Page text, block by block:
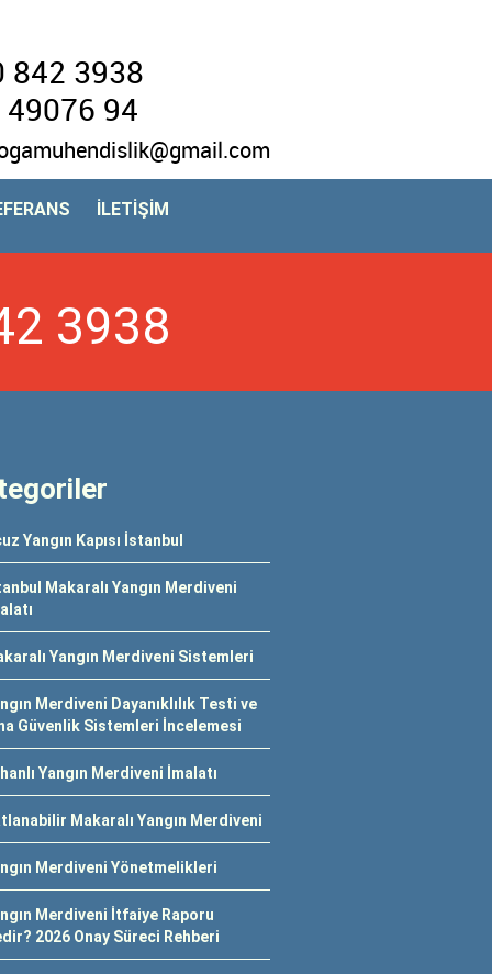
842 3938
49076 94
İLETİŞİM
3938
Yangın Kapısı İstanbul
Makaralı Yangın Merdiveni
Yangın Merdiveni Sistemleri
Merdiveni Dayanıklılık Testi ve
Güvenlik Sistemleri İncelemesi
Yangın Merdiveni İmalatı
Makaralı Yangın Merdiveni
Merdiveni Yönetmelikleri
Merdiveni İtfaiye Raporu
2026 Onay Süreci Rehberi